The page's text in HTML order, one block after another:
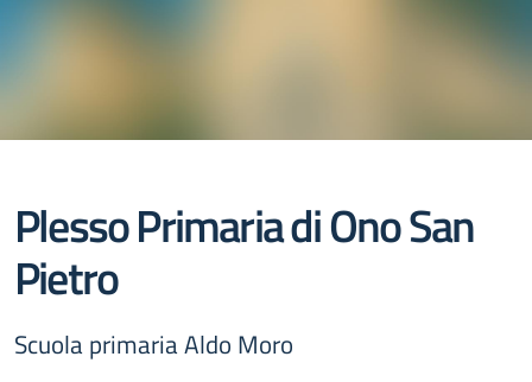
Plesso Primaria di Ono San
Pietro
Scuola primaria Aldo Moro